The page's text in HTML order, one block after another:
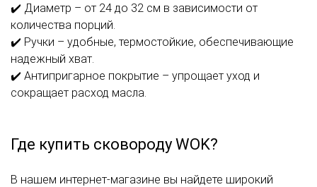
✔️ Диаметр – от 24 до 32 см в зависимости от
количества порций.
✔️ Ручки – удобные, термостойкие, обеспечивающие
надежный хват.
✔️ Антипригарное покрытие – упрощает уход и
сокращает расход масла.
Где купить сковороду WOK?
В нашем интернет-магазине вы найдете широкий